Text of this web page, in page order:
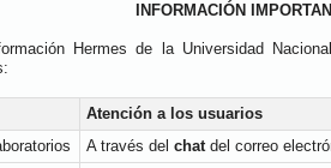
INFORMACIÓN
Hermes de la Universidad
Atención a los usuarios
A través del chatdel correo